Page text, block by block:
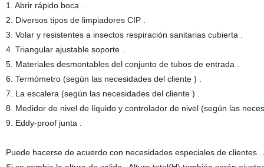
1. Abrir rápido boca .
2. Diversos tipos de limpiadores CIP .
3. Volar y resistentes a insectos respiración sanitarias cubierta .
4. Triangular ajustable soporte .
5. Materiales desmontables del conjunto de tubos de entrada .
6. Termómetro (según las necesidades del cliente ) .
7. La escalera (según las necesidades del cliente ) .
8. Medidor de nivel de líquido y controlador de nivel (según las
9. Eddy-proof junta .
Puede hacerse de acuerdo con necesidades especiales de clientes